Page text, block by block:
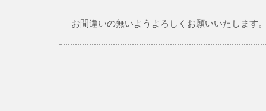
お間違いの無いようよろしくお願いいたします